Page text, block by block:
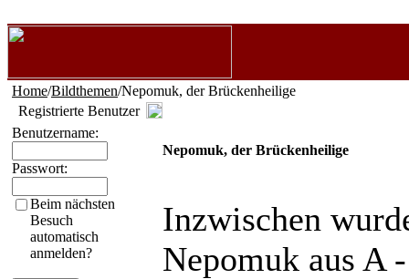
Home/Bildthemen/Nepomuk, der Brückenheilige
Registrierte Benutzer
Benutzername:
Passwort:
Beim nächsten
Besuch
automatisch
anmelden?
Nepomuk, der Brückenheilige
Inzwischen
Nepomuk aus A